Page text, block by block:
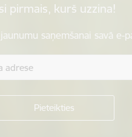
pirmais, kurš uzzina!
saņemšanai savā e-